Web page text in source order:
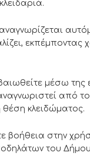
εκπέμποντας
μέσω της
από
κλειδώματος.
βοήθεια στην
του